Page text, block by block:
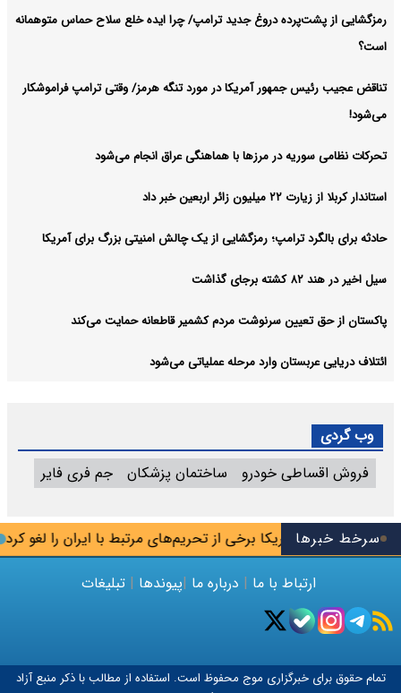
سرخط خبرهاآمریکا برخی از تحریم‌های مرتبط با ایران را لغو کرد
رمزگشایی از پشت‌پرده دروغ جدید ترامپ/ چرا ایده خلع سلاح حماس متوهمانه
است؟
تناقض عجیب رئیس جمهور آمریکا در مورد تنگه هرمز/ وقتی ترامپ فراموشکار
می‌شود!
تحرکات نظامی سوریه در مرزها با هماهنگی عراق انجام می‌شود
استاندار کربلا از زیارت ۲۲ میلیون زائر اربعین خبر داد
حادثه برای بالگرد ترامپ؛ رمزگشایی از یک چالش امنیتی بزرگ برای آمریکا
سیل اخیر در هند ۸۲ کشته برجای گذاشت
پاکستان از حق تعیین سرنوشت مردم کشمیر قاطعانه حمایت می‌کند
ائتلاف دریایی عربستان وارد مرحله عملیاتی می‌شود
وب گردی
فروش اقساطی خودرو
ساختمان پزشکان جم فری فایر
ارتباط با ما | درباره ما |پیوندها | تبلیغات
تمام حقوق برای خبرگزاری موج محفوظ است. استفاده از مطالب با ذکر منبع آزاد